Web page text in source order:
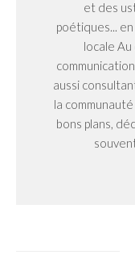
et des
poétiques...
locale
aussi
la
bons plans,